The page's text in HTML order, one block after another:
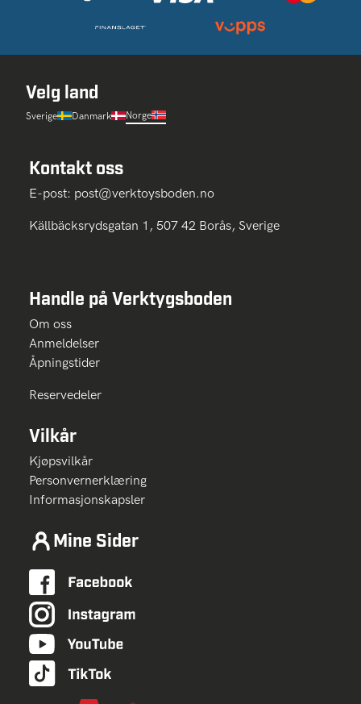
Velg land
Sverige Danmark Norge
Kontakt oss
E-post: post@verktoysboden.no
Källbäcksrydsgatan 1, 507 42 Borås, Sverige
Handle på Verktygsboden
Om oss
Anmeldelser
Åpningstider
Reservedeler
Vilkår
Kjøpsvilkår
Personvernerklæring
Informasjonskapsler
Mine Sider